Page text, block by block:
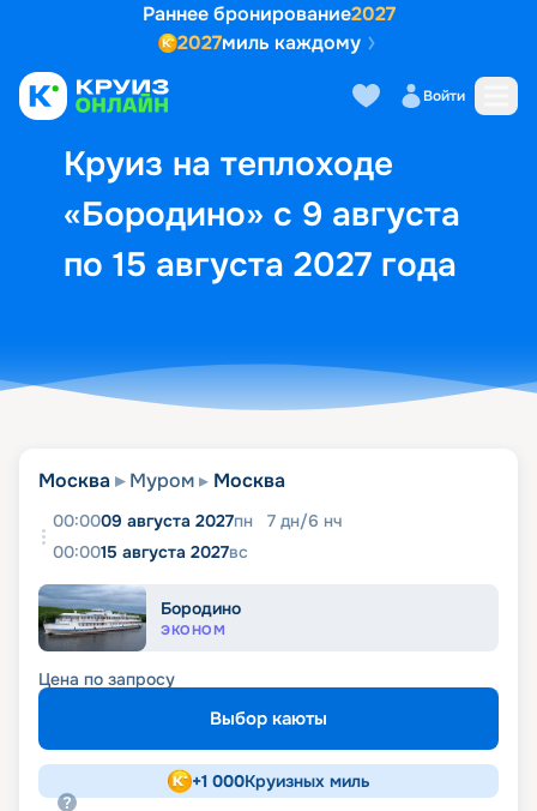
Раннее бронирование2027
2027миль каждому
Войти
Круиз на теплоходе
«Бородино» с 9 августа
по 15 августа 2027 года
Выбор кают Маршрут и
Москва Муром Москва
00:0009 августа 2027пн 7 дн/6 нч
00:0015 августа 2027вс
Бородино
ЭКОНОМ
Цена по запросу
Выбор каюты
+1 000Круизных миль